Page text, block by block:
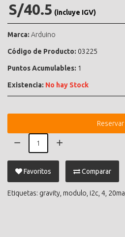
S/40.5 (incluye IGV)
Marca: Arduino
Código de Producto: 03225
Puntos Acumulables: 1
Existencia: No hay Stock
Reservar
Favoritos Comparar
Etiquetas: gravity modulo i2c 4 20ma